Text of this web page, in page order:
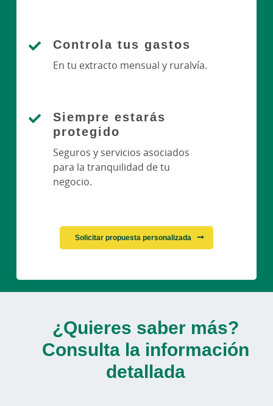
Controla tus gastos
En tu extracto mensual y ruralvía.
Siempre estarás
protegido
Seguros y servicios asociados
para la tranquilidad de tu
negocio.
Solicitar propuesta personalizada
¿Quieres saber más?
Consulta la información
detallada